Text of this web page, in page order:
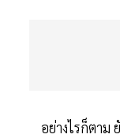
อย่างไรก็ตา